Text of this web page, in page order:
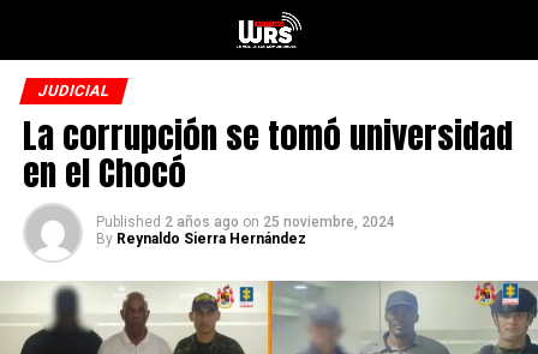
JUDICIAL
La corrupción se tomó universidad
en el Chocó
Published 2 años ago on 25 noviembre, 2024
By Reynaldo Sierra Hernández